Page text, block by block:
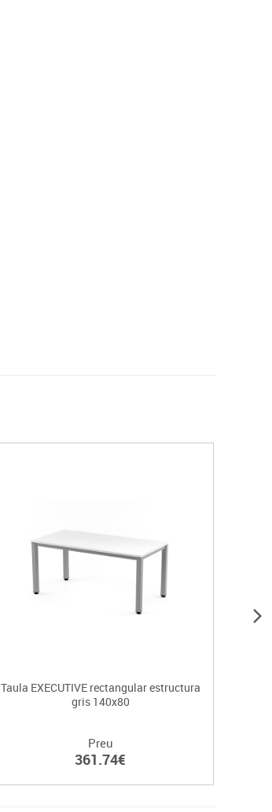
Taula EXECUTIVE rectangular estructura
gris 140x80
Preu
361.74€